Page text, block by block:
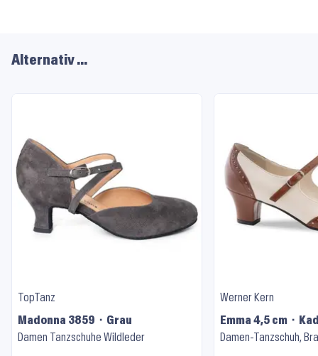
Alternativ …
TopTanz
Madonna 3859 ⬝ Grau
Damen Tanzschuhe Wildleder
Werner Kern
Emma 4,5 cm ⬝
Damen-Tanzschuh,